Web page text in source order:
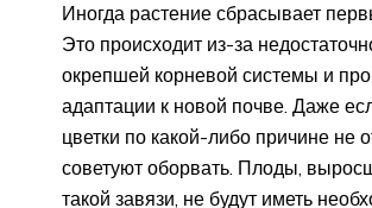
Иногда растение сбрасывает
Это происходит из-за
окрепшей корневой системы и
адаптации к новой почве. Даже
цветки по какой-либо причине не
советуют оборвать. Плоды,
такой завязи, не будут иметь